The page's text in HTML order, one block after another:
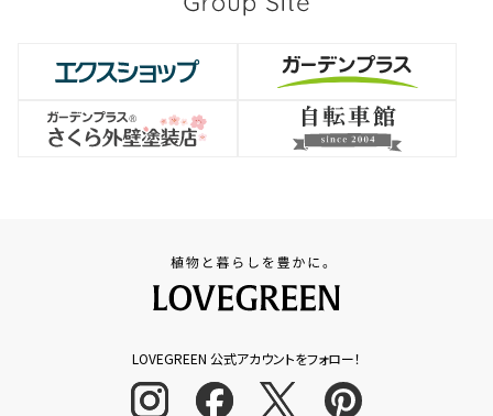
LOVEGREEN 公式アカウントをフォロー！